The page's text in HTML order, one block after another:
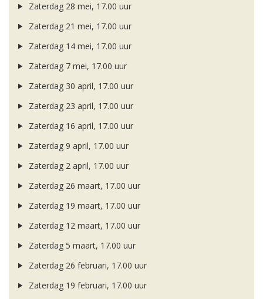
Zaterdag 28 mei, 17.00 uur
Zaterdag 21 mei, 17.00 uur
Zaterdag 14 mei, 17.00 uur
Zaterdag 7 mei, 17.00 uur
Zaterdag 30 april, 17.00 uur
Zaterdag 23 april, 17.00 uur
Zaterdag 16 april, 17.00 uur
Zaterdag 9 april, 17.00 uur
Zaterdag 2 april, 17.00 uur
Zaterdag 26 maart, 17.00 uur
Zaterdag 19 maart, 17.00 uur
Zaterdag 12 maart, 17.00 uur
Zaterdag 5 maart, 17.00 uur
Zaterdag 26 februari, 17.00 uur
Zaterdag 19 februari, 17.00 uur